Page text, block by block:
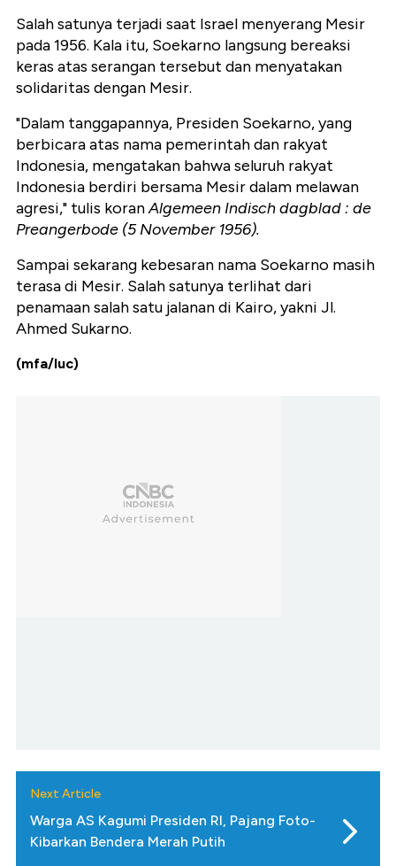
Salah satunya terjadi saat Israel menyerang Mesir
pada 1956. Kala itu, Soekarno langsung bereaksi
keras atas serangan tersebut dan menyatakan
solidaritas dengan Mesir.
"Dalam tanggapannya, Presiden Soekarno, yang
berbicara atas nama pemerintah dan rakyat
Indonesia, mengatakan bahwa seluruh rakyat
Indonesia berdiri bersama Mesir dalam melawan
agresi," tulis koranAlgemeen Indisch dagblad : de
Preangerbode (5 November 1956).
Sampai sekarang kebesaran nama Soekarno masih
terasa di Mesir. Salah satunya terlihat dari
penamaan salah satu jalanan di Kairo, yakni Jl.
Ahmed Sukarno.
(mfa/luc)
Next Article
Warga AS Kagumi Presiden RI, Pajang Foto-
Kibarkan Bendera Merah Putih